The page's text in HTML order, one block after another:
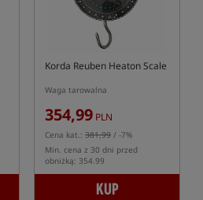
Korda Reuben Heaton Scale
Waga tarowalna
354,99 PLN
Cena kat.: 381,99 / -7%
Min. cena z 30 dni przed
obniżką: 354.99
KUP